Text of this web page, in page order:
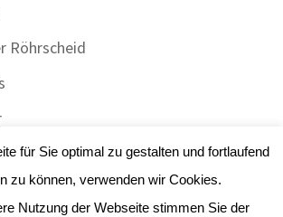
Röhrscheid
für Sie optimal zu gestalten und fortlaufend
zu können, verwenden wir Cookies.
Nutzung der Webseite stimmen Sie der